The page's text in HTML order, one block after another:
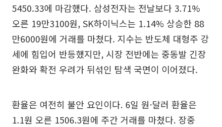
5450.33에 마감했다. 삼성전자는 전날보다 3.71%
오른 19만3100원, SK하이닉스는 1.14% 상승한 88
만6000원에 거래를 마쳤다. 지수는 반도체 대형주 강
세에 힘입어 반등했지만, 시장 전반에는 중동발 긴장
완화와 확전 우려가 뒤섞인 탐색 국면이 이어졌다.
환율은 여전히 불안 요인이다. 6일 원·달러 환율은
1.1원 오른 1506.3원에 주간 거래를 마쳤다. 장중